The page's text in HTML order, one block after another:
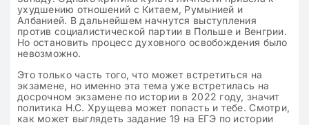
ухудшению отношений с Китаем, Румынией и
Албанией. В дальнейшем начнутся выступления
против социалистической партии в Польше и Венгрии.
Но остановить процесс духовного освобождения было
невозможно.
Это только часть того, что может встретиться на
экзамене, но именно эта тема уже встретилась на
досрочном экзамене по истории в 2022 году, значит
политика Н.С. Хрущева может попасть и тебе. Смотри,
как может выглядеть задание 19 на ЕГЭ по истории